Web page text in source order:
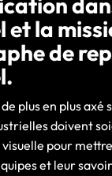
la
de
plus en plus axé
doivent
pour
et leur